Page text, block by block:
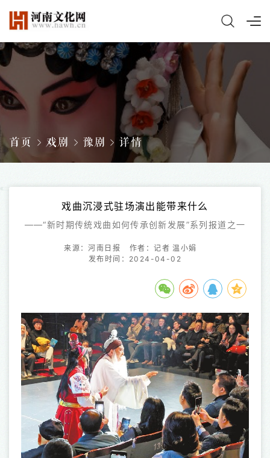
首页 戏剧 豫剧 详情
戏曲沉浸式驻场演出能带来什么
——“新时期传统戏曲如何传承创新发展”系列报道之一
来源：河南日报
作者：记者 温小娟
发布时间：2024-04-02